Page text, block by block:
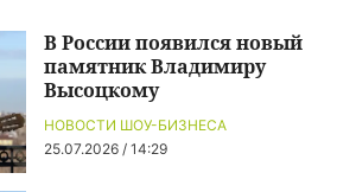
НОВОСТИ ШОУ-БИЗНЕСА
25.07.2026 / 14:29
В России появился новый
памятник Владимиру
Высоцкому